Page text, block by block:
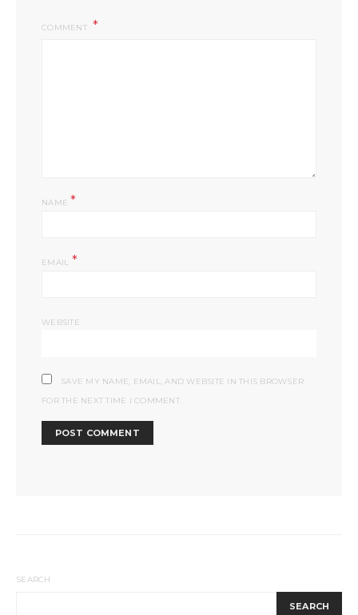
COMMENT
NAME *
EMAIL *
WEBSITE
SAVE MY NAME, EMAIL, AND WEBSITE IN THIS BROWSER
FOR THE NEXT TIME I COMMENT.
SEARCH
SEARCH